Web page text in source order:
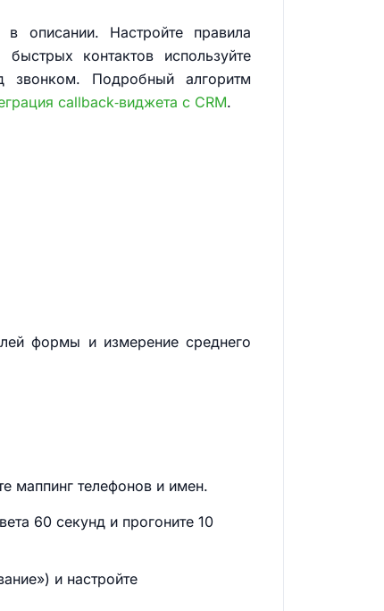
описании. Настройте правила
контактов используйте
звонком. Подробный алгоритм
callback‑виджета с CRM.
формы и измерение среднего
маппинг телефонов и имен.
60 секунд и прогоните 10
и настройте